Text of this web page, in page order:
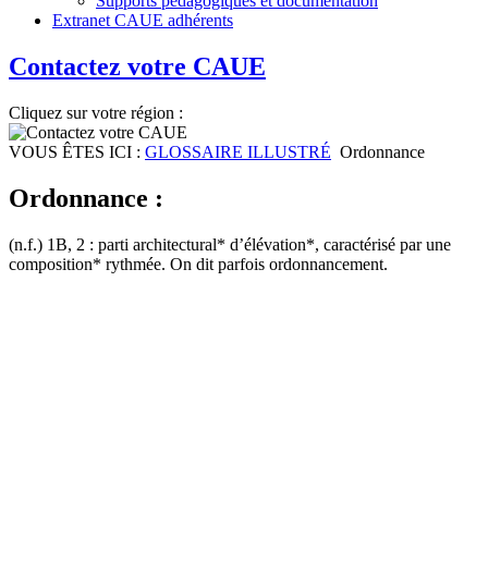
Extranet CAUE adhérents
Contactez votre CAUE
Cliquez sur votre région :
VOUS ÊTES ICI : GLOSSAIRE ILLUSTRÉ Ordonnance
Ordonnance :
(n.f.) 1B, 2 : parti architectural* d’élévation*, caractérisé par une
composition* rythmée. On dit parfois ordonnancement.